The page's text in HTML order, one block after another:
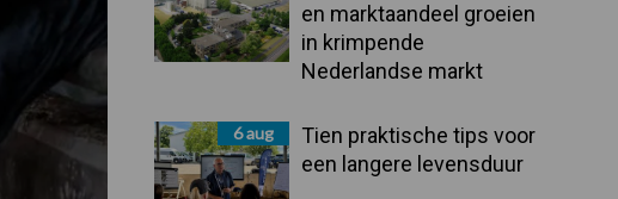
en marktaandeel groeien
in krimpende
Nederlandse markt
6 aug
Tien praktische tips voor
een langere levensduur